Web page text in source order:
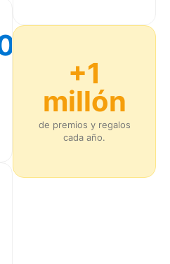
+1
millón
de premios y regalos
cada año.